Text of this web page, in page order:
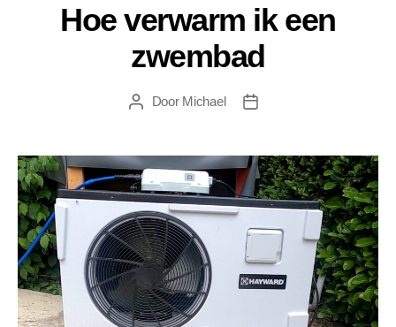
Hoe verwarm ik een
zwembad
Berichtauteur
Door Michael Berichtdatum